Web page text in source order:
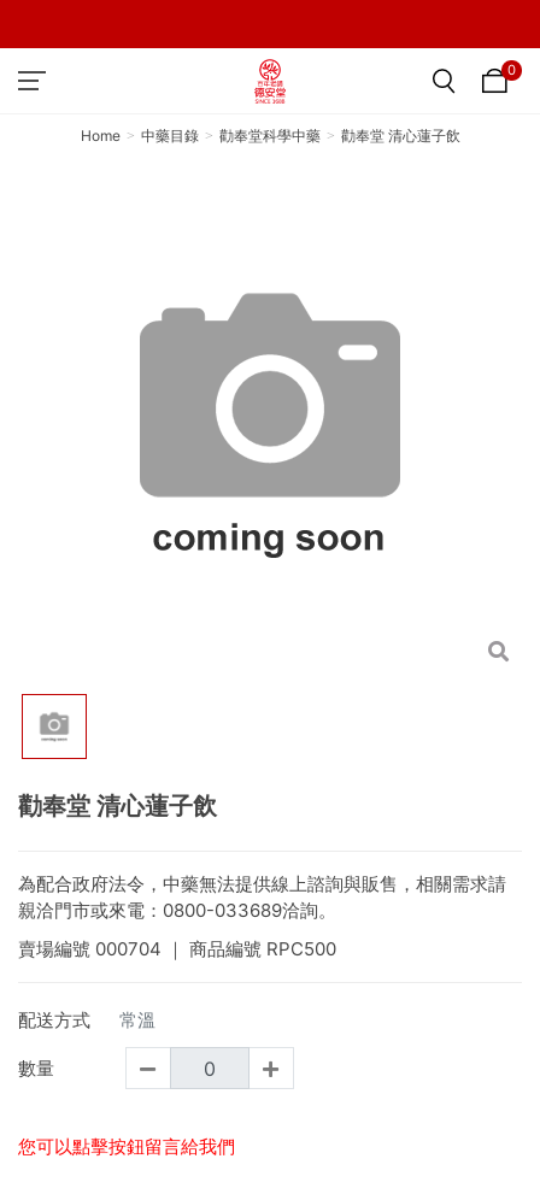
0
Home 中藥目錄 勸奉堂科學中藥 勸奉堂 清心蓮子飲
勸奉堂 清心蓮子飲
為配合政府法令，中藥無法提供線上諮詢與販售，相關需求請
親洽門市或來電：0800-033689洽詢。
賣場編號 000704 ｜ 商品編號 RPC500
配送方式 常溫
數量
您可以點擊按鈕留言給我們